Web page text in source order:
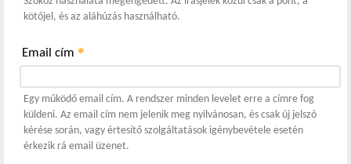
kötőjel, és az aláhúzás használható.
Email cím *
Egy működő email cím. A rendszer minden levelet erre a címre fog
küldeni. Az email cím nem jelenik meg nyilvánosan, és csak új jelszó
kérése során, vagy értesítő szolgáltatások igénybevétele esetén
érkezik rá email üzenet.